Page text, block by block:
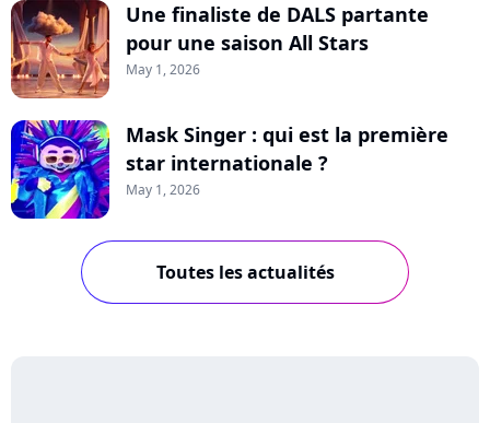
Une finaliste de DALS partante
pour une saison All Stars
May 1, 2026
Mask Singer : qui est la première
star internationale ?
May 1, 2026
Toutes les actualités